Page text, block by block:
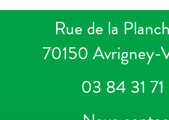
Rue de la
70150 Avrigney-
03 84 31